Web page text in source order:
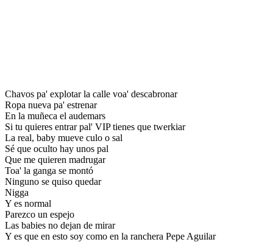
Chavos pa' explotar la calle voa' descabronar
Ropa nueva pa' estrenar
En la muñeca el audemars
Si tu quieres entrar pal' VIP tienes que twerkiar
La real, baby mueve culo o sal
Sé que oculto hay unos pal
Que me quieren madrugar
Toa' la ganga se montó
Ninguno se quiso quedar
Nigga
Y es normal
Parezco un espejo
Las babies no dejan de mirar
Y es que en esto soy como en la ranchera Pepe Aguilar